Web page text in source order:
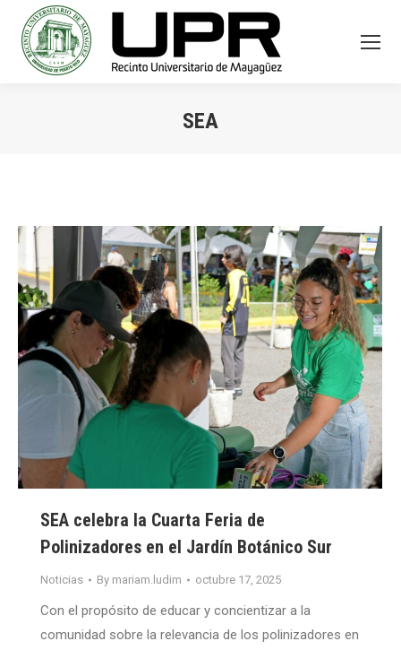
SEA
SEA celebra la Cuarta Feria de
Polinizadores en el Jardín Botánico Sur
Noticias By mariam.ludim octubre 17, 2025
Con el propósito de educar y concientizar a la
comunidad sobre la relevancia de los polinizadores en